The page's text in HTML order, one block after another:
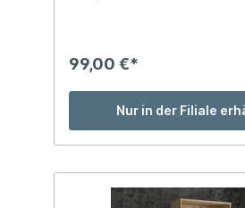
99,00 €*
Nur in der Filiale